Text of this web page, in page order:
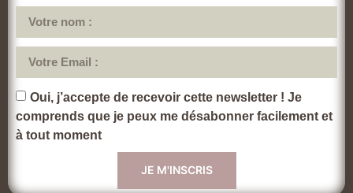
Oui, j’accepte de recevoir cette newsletter ! Je
comprends que je peux me désabonner facilement et
à tout moment
JE M'INSCRIS